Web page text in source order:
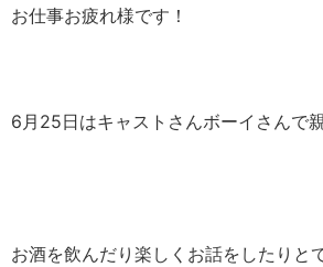
お仕事お疲れ様です！
6月25日はキャストさんボーイさんで
お酒を飲んだり楽しくお話をしたりと